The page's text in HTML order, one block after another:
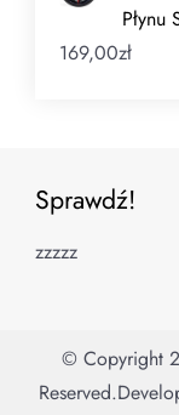
169,00zł
Sprawdź!
zzzzz
© Copyright
Reserved.